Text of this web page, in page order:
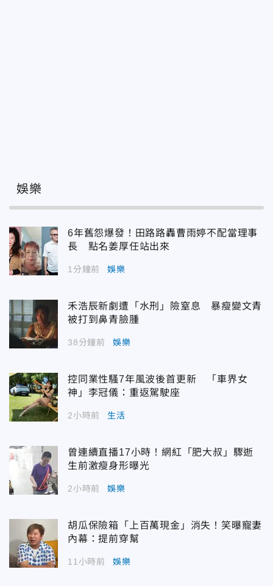
娛樂
6年舊怨爆發！田路路轟曹雨婷不配當理事
長 點名姜厚任站出來
1分鐘前 娛樂
禾浩辰新劇遭「水刑」險窒息 暴瘦變文青
被打到鼻青臉腫
38分鐘前 娛樂
控同業性騷7年風波後首更新 「車界女
神」李冠儀：重返駕駛座
2小時前 生活
曾連續直播17小時！網紅「肥大叔」驟逝
生前激瘦身形曝光
2小時前 娛樂
胡瓜保險箱「上百萬現金」消失！笑曝寵妻
內幕：提前穿幫
11小時前 娛樂